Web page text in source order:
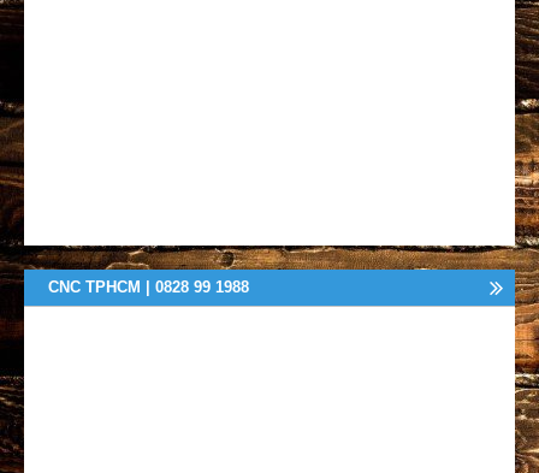
CNC TPHCM | 0828 99 1988